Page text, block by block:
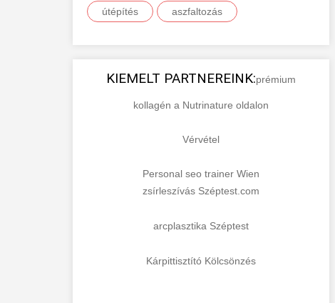
útépítés aszfaltozás
KIEMELT PARTNEREINK:prémium
kollagén a Nutrinature oldalon
Vérvétel
Personal seo trainer Wien
zsírleszívás Széptest.com
arcplasztika Széptest
Kárpittisztító Kölcsönzés